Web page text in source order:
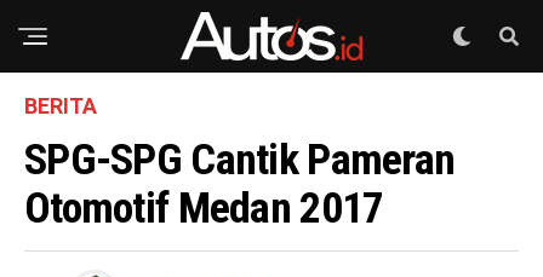
BERITA
SPG-SPG Cantik Pameran
Otomotif Medan 2017